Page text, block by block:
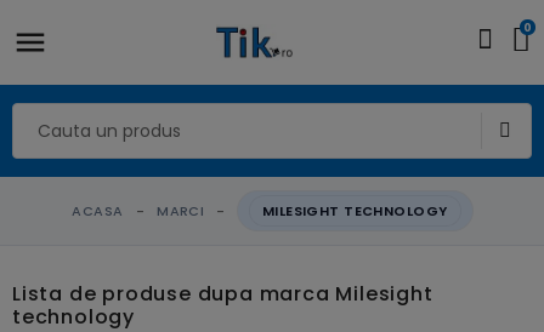
0
ACASA MARCI MILESIGHT TECHNOLOGY
Lista de produse dupa marca Milesight
technology